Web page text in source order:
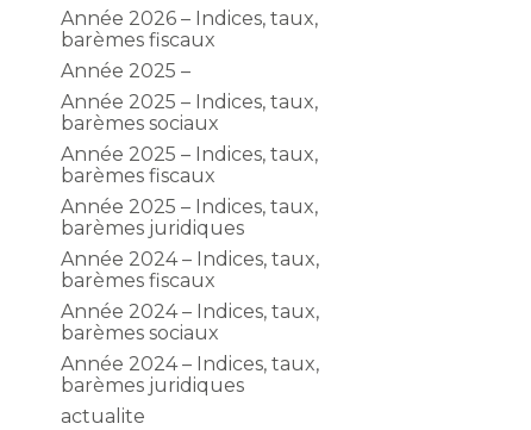
Année 2026 – Indices, taux,
barèmes fiscaux
Année 2025 –
Année 2025 – Indices, taux,
barèmes sociaux
Année 2025 – Indices, taux,
barèmes fiscaux
Année 2025 – Indices, taux,
barèmes juridiques
Année 2024 – Indices, taux,
barèmes fiscaux
Année 2024 – Indices, taux,
barèmes sociaux
Année 2024 – Indices, taux,
barèmes juridiques
actualite